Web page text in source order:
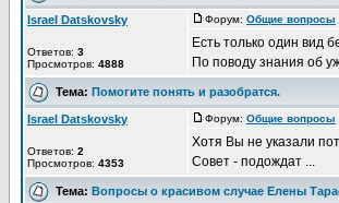
Israel Datskovsky
Ответов: 3
Просмотров: 4888
Форум: Общие вопросы
Есть только один вид
По поводу знания об
Тема: Помогите понять и разобратся.
Israel Datskovsky
Ответов: 2
Просмотров: 4353
Форум: Общие вопросы
Хотя Вы не указали
Совет - подождат ...
Тема: Вопросы о красивом случае Елены